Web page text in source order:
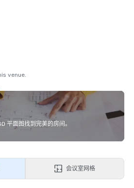
venue.
平面图找到完美的房间。
会议室网格